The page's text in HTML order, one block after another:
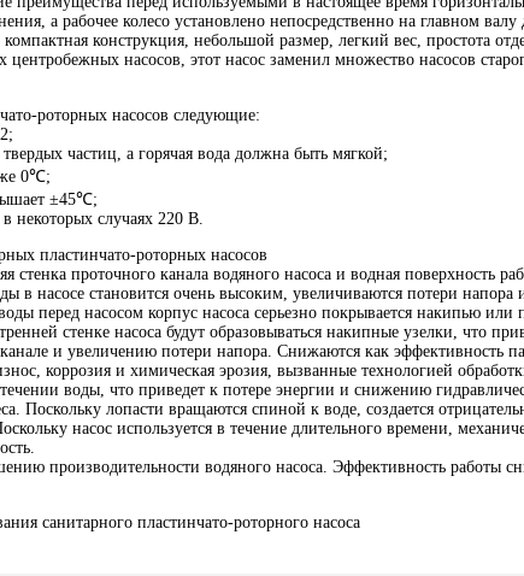
а рабочее колесо установлено непосредственно на главном
конструкция, небольшой размер, легкий вес, простота
центробежных насосов, этот насос заменил множество насосов
роторных насосов следующие:
частиц, а горячая вода должна быть мягкой;
0℃;
±45℃;
некоторых случаях 220 В.
пластинчато-роторных насосов
стенка проточного канала водяного насоса и водная поверхность
в насосе становится очень высоким, увеличиваются потери
перед насосом корпус насоса серьезно покрывается накипью
стенке насоса будут образовываться накипные узелки, что
и увеличению потери напора. Снижаются как эффективность
коррозия и химическая эрозия, вызванные технологией
воды, что приведет к потере энергии и снижению
Поскольку лопасти вращаются спиной к воде, создается
насос используется в течение длительного времени,
производительности водяного насоса. Эффективность работы